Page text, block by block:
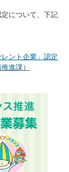
について、下記
ント企業」認定
進課）